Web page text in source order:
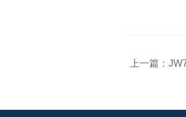
上一篇：